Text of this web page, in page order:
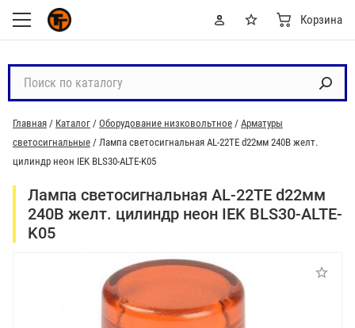
Корзина
с
к
п
о
т
Главная / Каталог / Оборудование низковольтное / Арматуры
светосигнальные / Лампа светосигнальная AL-22TE d22мм 240В желт.
цилиндр неон IEK BLS30-ALTE-K05
Лампа светосигнальная AL-22TE d22мм
240В желт. цилиндр неон IEK BLS30-ALTE-
K05